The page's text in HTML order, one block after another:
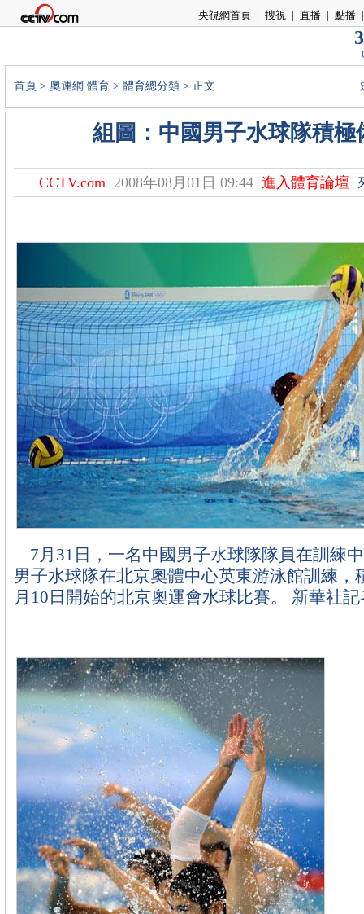
央視網首頁 | 搜視 | 直播 | 點播 |
首頁 > 奧運網 體育 > 體育總分類 > 正文
組圖：中國男子水球隊積極
CCTV.com 2008年08月01日 09:44 進入體育論壇
7月31日，一名中國男子水球隊隊員在訓練
男子水球隊在北京奧體中心英東游泳館訓練，
月10日開始的北京奧運會水球比賽。 新華社